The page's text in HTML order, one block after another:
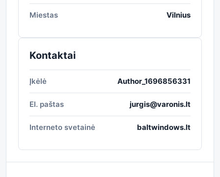
Miestas Vilnius
Kontaktai
Įkėlė Author_1696856331
El. paštas jurgis@varonis.lt
Interneto svetainė baltwindows.lt